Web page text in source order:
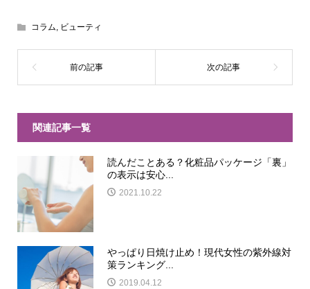
コラム, ビューティ
関連記事一覧
読んだことある？化粧品パッケージ「裏」
の表示は安心...
2021.10.22
やっぱり日焼け止め！現代女性の紫外線対
策ランキング...
2019.04.12